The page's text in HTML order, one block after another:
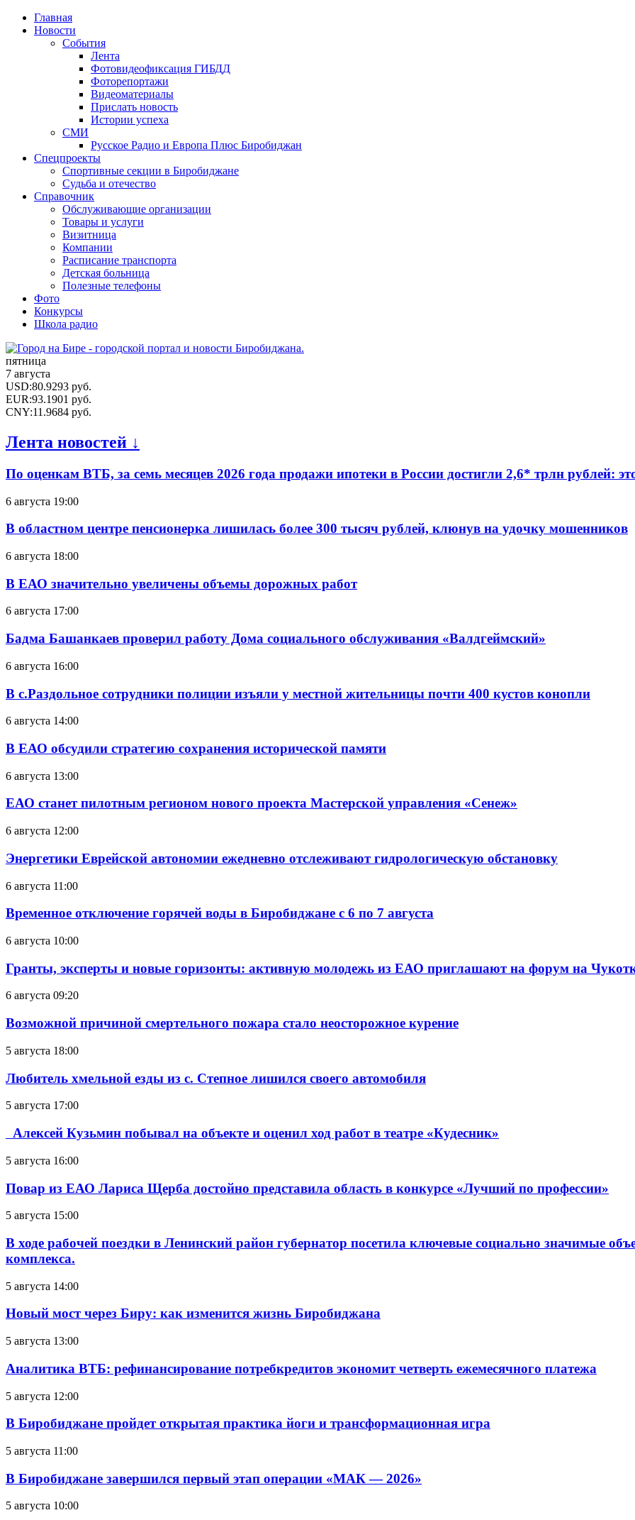
Главная
Новости
События
Лента
Фотовидеофиксация ГИБДД
Фоторепортажи
Видеоматериалы
Прислать новость
Истории успеха
СМИ
Русское Радио и Европа Плюс Биробиджан
Спецпроекты
Спортивные секции в Биробиджане
Судьба и отечество
Справочник
Обслуживающие организации
Товары и услуги
Визитница
Компании
Расписание транспорта
Детская больница
Полезные телефоны
Фото
Конкурсы
Школа радио
пятница
7 августа
USD:80.9293 руб.
EUR:93.1901 руб.
CNY:11.9684 руб.
Лента новостей ↓
По оценкам ВТБ, за семь месяцев 2026 года продажи ипотеки в России достигли 2,6* трлн рублей:
6 августа 19:00
В областном центре пенсионерка лишилась более 300 тысяч рублей, клюнув на удочку мошенников
6 августа 18:00
В ЕАО значительно увеличены объемы дорожных работ
6 августа 17:00
Бадма Башанкаев проверил работу Дома социального обслуживания «Валдгеймский»
6 августа 16:00
В с.Раздольное сотрудники полиции изъяли у местной жительницы почти 400 кустов конопли
6 августа 14:00
В ЕАО обсудили стратегию сохранения исторической памяти
6 августа 13:00
ЕАО станет пилотным регионом нового проекта Мастерской управления «Сенеж»
6 августа 12:00
Энергетики Еврейской автономии ежедневно отслеживают гидрологическую обстановку
6 августа 11:00
Временное отключение горячей воды в Биробиджане с 6 по 7 августа
6 августа 10:00
Гранты, эксперты и новые горизонты: активную молодежь из ЕАО приглашают на форум на
6 августа 09:20
Возможной причиной смертельного пожара стало неосторожное курение
5 августа 18:00
Любитель хмельной езды из с. Степное лишился своего автомобиля
5 августа 17:00
Алексей Кузьмин побывал на объекте и оценил ход работ в театре «Кудесник»
5 августа 16:00
Повар из ЕАО Лариса Щерба достойно представила область в конкурсе «Лучший по профессии»
5 августа 15:00
В ходе рабочей поездки в Ленинский район губернатор посетила ключевые социально значимые
комплекса.
5 августа 14:00
Новый мост через Биру: как изменится жизнь Биробиджана
5 августа 13:00
Аналитика ВТБ: рефинансирование потребкредитов экономит четверть ежемесячного платежа
5 августа 12:00
В Биробиджане пройдет открытая практика йоги и трансформационная игра
5 августа 11:00
В Биробиджане завершился первый этап операции «МАК — 2026»
5 августа 10:00